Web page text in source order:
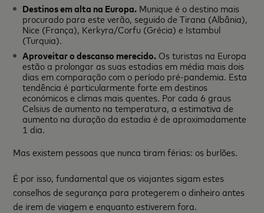
Destinos em alta na Europa. Munique é o destino mais
procurado para este verão, seguido de Tirana (Albânia),
Nice (França), Kerkyra/Corfu (Grécia) e Istambul
(Turquia).
Aproveitar o descanso merecido. Os turistas na Europa
estão a prolongar as suas estadias em média mais dois
dias em comparação com o período pré-pandemia. Esta
tendência é particularmente forte em destinos
económicos e climas mais quentes. Por cada 6 graus
Celsius de aumento na temperatura, a estimativa de
aumento na duração da estadia é de aproximadamente
1 dia.
Mas existem pessoas que nunca tiram férias: os burlões.
É por isso, fundamental que os viajantes sigam estes
conselhos de segurança para protegerem o dinheiro antes
de irem de viagem e enquanto estiverem fora.